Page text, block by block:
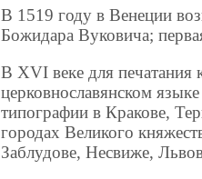
В 1519 году в Венеции
Божидара Вуковича;
В XVI веке для печатания
церковнославянском
типографии в Кракове,
городах Великого
Заблудове, Несвиже,